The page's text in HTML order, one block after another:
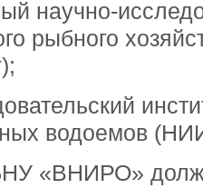
научно-
рыбного
водоемов
«ВНИРО»